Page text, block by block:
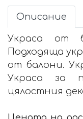
Описание
Украса от
Подходяща
от балони.
Украса за
цялостния